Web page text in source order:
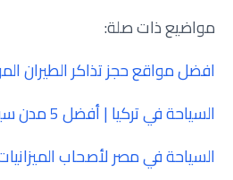
مواضيع ذات صلة:
افضل مواقع حجز تذاكر الطيران
السياحة في تركيا | أفضل 5 مدن سياحية في تركيا
السياحة في مصر لأصحاب